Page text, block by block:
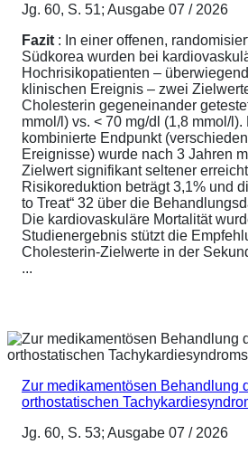
Jg. 60, S. 51; Ausgabe 07 / 2026
Fazit : In einer offenen,
Südkorea wurden bei
Hochrisikopatienten –
klinischen Ereignis – zwei
Cholesterin gegeneinander
mmol/l) vs. < 70 mg/dl (1,8 mmol/l).
kombinierte Endpunkt
Ereignisse) wurde nach 3 Jahren
Zielwert signifikant seltener
Risikoreduktion beträgt 3,1% und
to Treat“ 32 über die
Die kardiovaskuläre Mortalität
Studienergebnis stützt die
Cholesterin-Zielwerte in der
...
Zur medikamentösen Behandlung
orthostatischen
Jg. 60, S. 53; Ausgabe 07 / 2026